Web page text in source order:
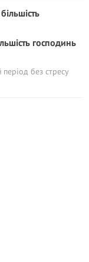
господинь
без стресу